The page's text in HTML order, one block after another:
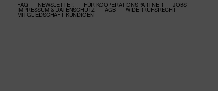
FAQ
NEWSLETTER FÜR KOOPERATIONSPARTNER JOBS
IMPRESSUM & DATENSCHUTZ AGB WIDERRUFSRECHT
MITGLIEDSCHAFT KÜNDIGEN